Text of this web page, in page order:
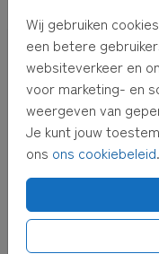
Wij gebruiken
een betere
websiteverkeer en
voor marketing- en
weergeven van
Je kunt jouw
ons ons cookiebeleid.
Je kunt kiezen voor
ontvangen . Bijpakket
Kies je voor
kaarten voor je
adressen kun je bij
TIP:Adressen altijd bij
adressen in jeeigen